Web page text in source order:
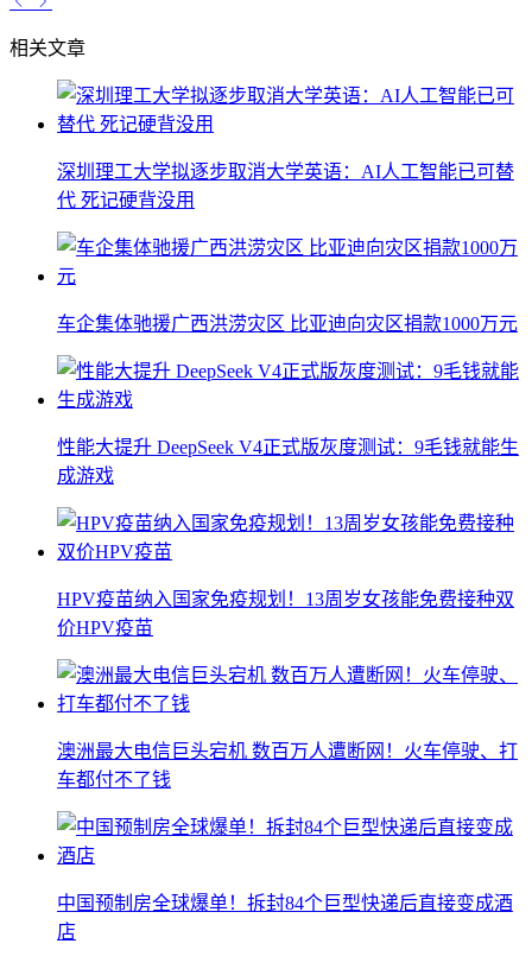
相关文章
深圳理工大学拟逐步取消大学英语：AI人工智能已可替
代 死记硬背没用
车企集体驰援广西洪涝灾区 比亚迪向灾区捐款1000万元
性能大提升 DeepSeek V4正式版灰度测试：9毛钱就能生
成游戏
HPV疫苗纳入国家免疫规划！13周岁女孩能免费接种双
价HPV疫苗
澳洲最大电信巨头宕机 数百万人遭断网！火车停驶、打
车都付不了钱
中国预制房全球爆单！拆封84个巨型快递后直接变成酒
店